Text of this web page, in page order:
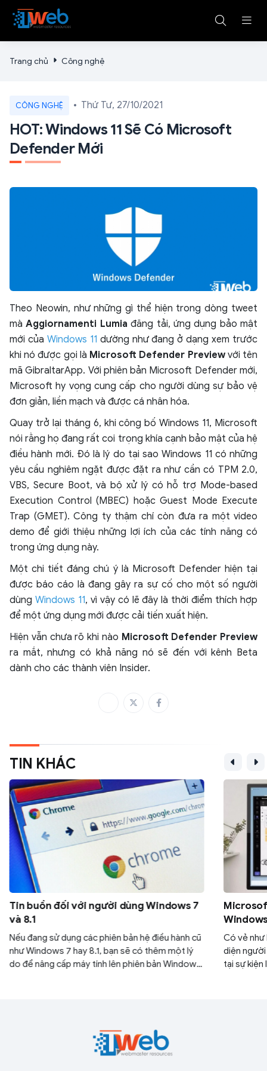
Trang chủ Công nghệ
CÔNG NGHỆ Thứ Tư, 27/10/2021
HOT: Windows 11 Sẽ Có Microsoft
Defender Mới
Theo Neowin, như những gì thể hiện trong dòng tweet
màAggiornamenti Lumia đăng tải, ứng dụng bảo mật
mới của Windows 11 dường như đang ở dạng xem trước
khi nó được gọi là Microsoft Defender Previewvới tên
mã GibraltarApp. Với phiên bản Microsoft Defender mới,
Microsoft hy vọng cung cấp cho người dùng sự bảo vệ
đơn giản, liền mạch và được cá nhân hóa.
Quay trở lại tháng 6, khi công bố Windows 11, Microsoft
nói rằng họ đang rất coi trọng khía cạnh bảo mật của hệ
điều hành mới. Đó là lý do tại sao Windows 11 có những
yêu cầu nghiêm ngặt được đặt ra như cần có TPM 2.0,
VBS, Secure Boot, và bộ xử lý có hỗ trợ Mode-based
Execution Control (MBEC) hoặc Guest Mode Execute
Trap (GMET). Công ty thậm chí còn đưa ra một video
demo để giới thiệu những lợi ích của các tính năng có
trong ứng dụng này.
Một chi tiết đáng chú ý là Microsoft Defender hiện tại
được báo cáo là đang gây ra sự cố cho một số người
dùng Windows 11, vì vậy có lẽ đây là thời điểm thích hợp
để một ứng dụng mới được cải tiến xuất hiện.
Hiện vẫn chưa rõ khi nào Microsoft Defender Preview
ra mắt, nhưng có khả năng nó sẽ đến với kênh Beta
dành cho các thành viên Insider.
TIN KHÁC
Tin buồn đối với người dùng Windows 7
và 8.1
Nếu đang sử dụng các phiên bản hệ điều hành cũ
như Windows 7 hay 8.1, bạn sẽ có thêm một lý
do để nâng cấp máy tính lên phiên bản Windows
Có vẻ
diện
tại sự kiện